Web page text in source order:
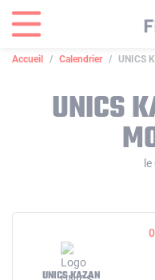
Accueil Calendrier UNICS
UNICS
UNICS KAZAN
Panneau de gestion des